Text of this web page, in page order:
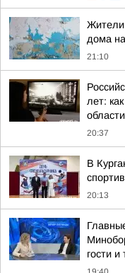
Жители
дома
21:10
лет:
области
20:37
В
20:13
гости